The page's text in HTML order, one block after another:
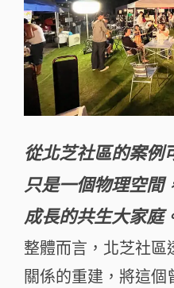
從北芝社區的案例
只是一個物理空間
成長的共生大家庭
整體而言，北芝社區
關係的重建，將這